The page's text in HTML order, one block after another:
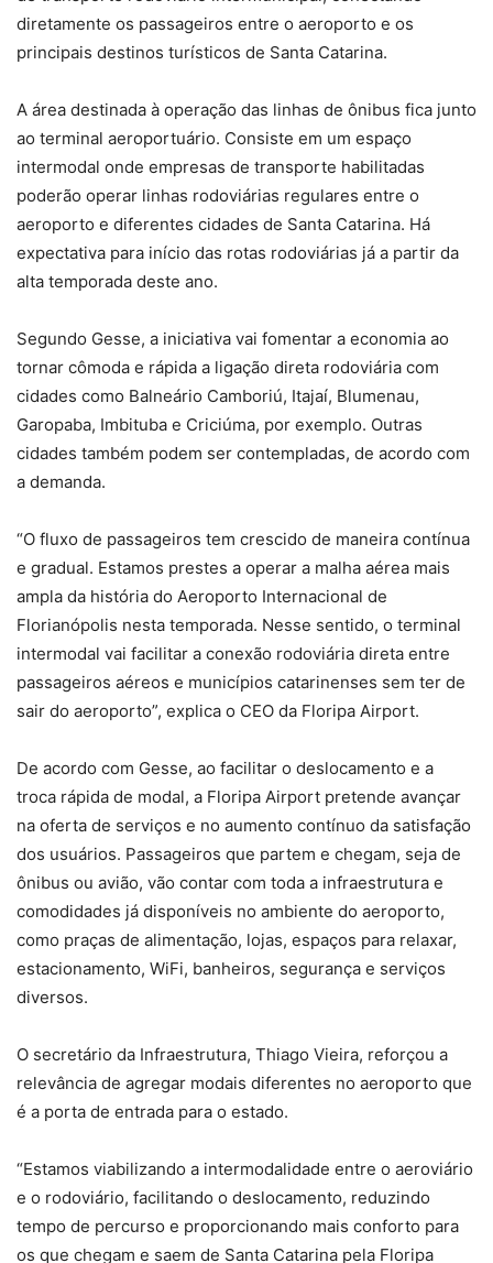
diretamente os passageiros entre o aeroporto e os
principais destinos turísticos de Santa Catarina.
A área destinada à operação das linhas de ônibus fica junto
ao terminal aeroportuário. Consiste em um espaço
intermodal onde empresas de transporte habilitadas
poderão operar linhas rodoviárias regulares entre o
aeroporto e diferentes cidades de Santa Catarina. Há
expectativa para início das rotas rodoviárias já a partir da
alta temporada deste ano.
Segundo Gesse, a iniciativa vai fomentar a economia ao
tornar cômoda e rápida a ligação direta rodoviária com
cidades como Balneário Camboriú, Itajaí, Blumenau,
Garopaba, Imbituba e Criciúma, por exemplo. Outras
cidades também podem ser contempladas, de acordo com
a demanda.
“O fluxo de passageiros tem crescido de maneira contínua
e gradual. Estamos prestes a operar a malha aérea mais
ampla da história do Aeroporto Internacional de
Florianópolis nesta temporada. Nesse sentido, o terminal
intermodal vai facilitar a conexão rodoviária direta entre
passageiros aéreos e municípios catarinenses sem ter de
sair do aeroporto”, explica o CEO da Floripa Airport.
De acordo com Gesse, ao facilitar o deslocamento e a
troca rápida de modal, a Floripa Airport pretende avançar
na oferta de serviços e no aumento contínuo da satisfação
dos usuários. Passageiros que partem e chegam, seja de
ônibus ou avião, vão contar com toda a infraestrutura e
comodidades já disponíveis no ambiente do aeroporto,
como praças de alimentação, lojas, espaços para relaxar,
estacionamento, WiFi, banheiros, segurança e serviços
diversos.
O secretário da Infraestrutura, Thiago Vieira, reforçou a
relevância de agregar modais diferentes no aeroporto que
é a porta de entrada para o estado.
“Estamos viabilizando a intermodalidade entre o aeroviário
e o rodoviário, facilitando o deslocamento, reduzindo
tempo de percurso e proporcionando mais conforto para
os que chegam e saem de Santa Catarina pela Floripa